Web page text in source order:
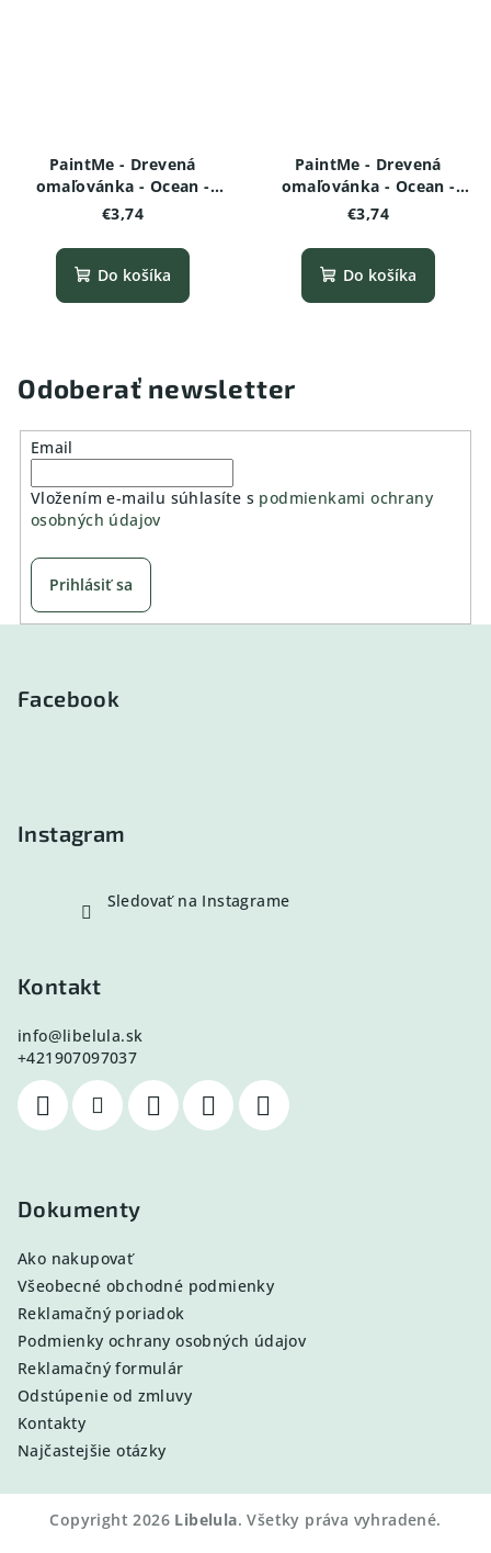
PaintMe - Drevená
omaľovánka - Ocean -
Morská korytnačka
€3,74
Do košíka
PaintMe - Drevená
omaľovánka - Ocean -
Chobotnica variant 2
€3,74
Do košíka
Odoberať newsletter
Email
Vložením e-mailu súhlasíte s podmienkami ochrany
osobných údajov
Prihlásiť sa
Facebook
Instagram
Sledovať na Instagrame
Kontakt
info@libelula.sk
+421907097037
Dokumenty
Ako nakupovať
Všeobecné obchodné podmienky
Reklamačný poriadok
Podmienky ochrany osobných údajov
Reklamačný formulár
Odstúpenie od zmluvy
Kontakty
Najčastejšie otázky
Copyright 2026 Libelula. Všetky práva vyhradené.